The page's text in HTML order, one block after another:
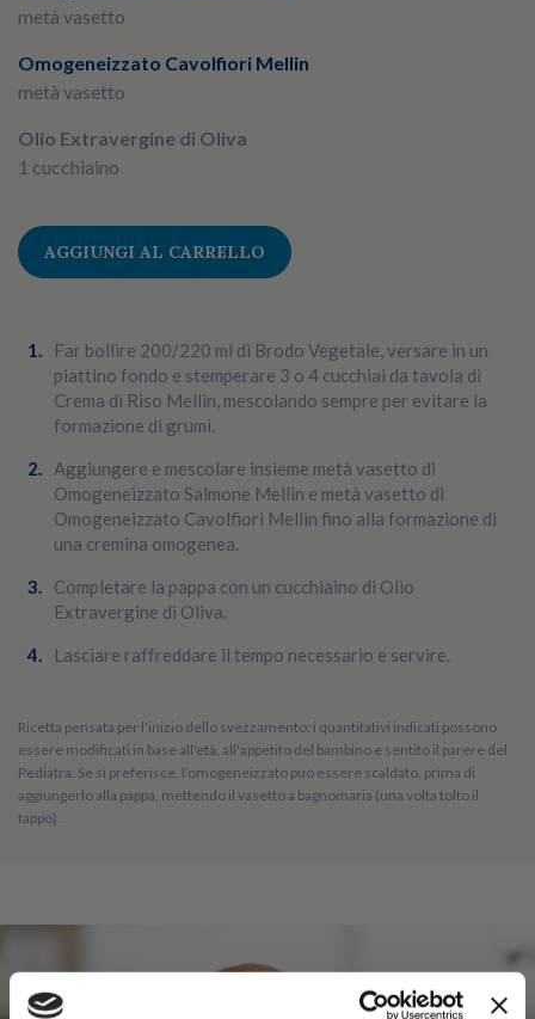
metà vasetto
Omogeneizzato Cavolfiori Mellin
metà vasetto
Olio Extravergine di Oliva
1 cucchiaino
AGGIUNGI AL CARRELLO
Far bollire 200/220 ml di Brodo Vegetale, versare in un
piattino fondo e stemperare 3 o 4 cucchiai da tavola di
Crema di Riso Mellin, mescolando sempre per evitare la
formazione di grumi.
Aggiungere e mescolare insieme metà vasetto di
Omogeneizzato Salmone Mellin e metà vasetto di
Omogeneizzato Cavolfiori Mellin fino alla formazione di
una cremina omogenea.
Completare la pappa con un cucchiaino di Olio
Extravergine di Oliva.
Lasciare raffreddare il tempo necessario e servire.
Ricetta pensata per l'inizio dello svezzamento: i quantitativi indicati possono
essere modificati in base all'età, all'appetito del bambino e sentito il parere del
Pediatra. Se si preferisce, l’omogeneizzato può essere scaldato, prima di
aggiungerlo alla pappa, mettendo il vasetto a bagnomaria (una volta tolto il
tappo).